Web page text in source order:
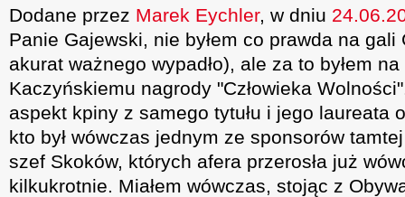
Dodane przez Marek Eychler, w dniu
Panie Gajewski, nie byłem co prawda na
akurat ważnego wypadło), ale za to byłem
Kaczyńskiemu nagrody "Człowieka
aspekt kpiny z samego tytułu i jego laureata
kto był wówczas jednym ze sponsorów
szef Skoków, których afera przerosła już
kilkukrotnie. Miałem wówczas, stojąc z